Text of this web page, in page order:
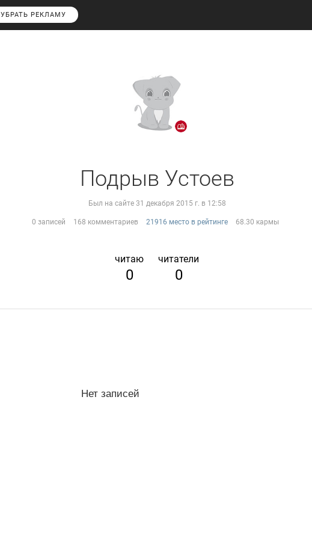
УБРАТЬ РЕКЛАМУ
Подрыв Устоев
Был на сайте 31 декабря 2015 г. в 12:58
0 записей 168 комментариев 21916 место в рейтинге 68.30 кармы
читаю
0
читатели
0
Нет записей